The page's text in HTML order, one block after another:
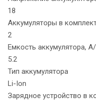
18
Аккумуляторы в
2
Емкость аккумулятора,
5.2
Тип аккумулятора
Li-Ion
Зарядное устройство в